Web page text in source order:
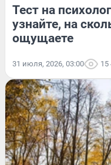
Тест на
узнайте, на
ощущаете
31 июля, 2026, 03:00 15